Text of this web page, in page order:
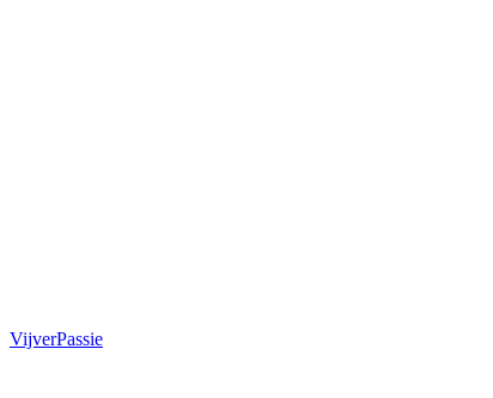
VijverPassie